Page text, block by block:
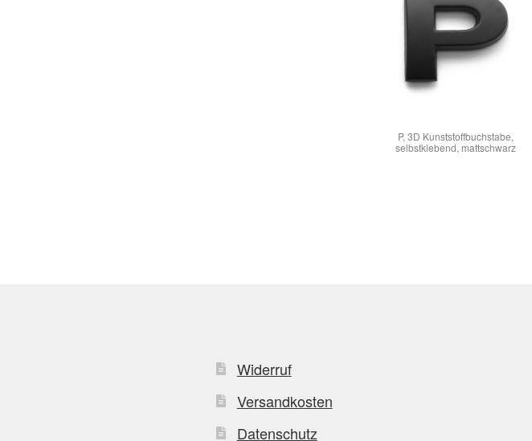
P, 3D Kunststoffbuchstabe,
selbstklebend, mattschwarz
Widerruf
Versandkosten
Datenschutz